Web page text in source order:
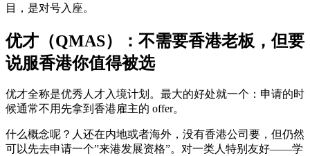
目，是对号入座。
优才（QMAS）：不需要香港老板，但要
说服香港你值得被选
优才全称是优秀人才入境计划。最大的好处就一个：申请的时
候通常不用先拿到香港雇主的 offer。
什么概念呢？人还在内地或者海外，没有香港公司要，但仍然
可以先去申请一个”来港发展资格”。对一类人特别友好——学